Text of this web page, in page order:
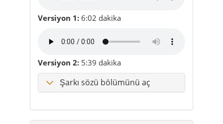
Versiyon 1: 6:02 dakika
Versiyon 2: 5:39 dakika
Şarkı sözü bölümünü aç